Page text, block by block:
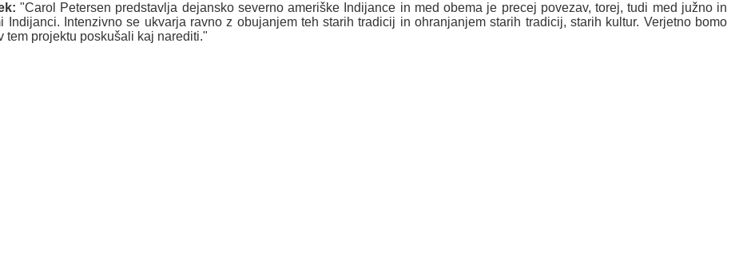
"Carol Petersen predstavlja dejansko severno ameriške Indijance in med obema je precej povezav, torej, tudi med južno in
Indijanci. Intenzivno se ukvarja ravno z obujanjem teh starih tradicij in ohranjanjem starih tradicij, starih kultur. Verjetno bomo
tem projektu poskušali kaj narediti."